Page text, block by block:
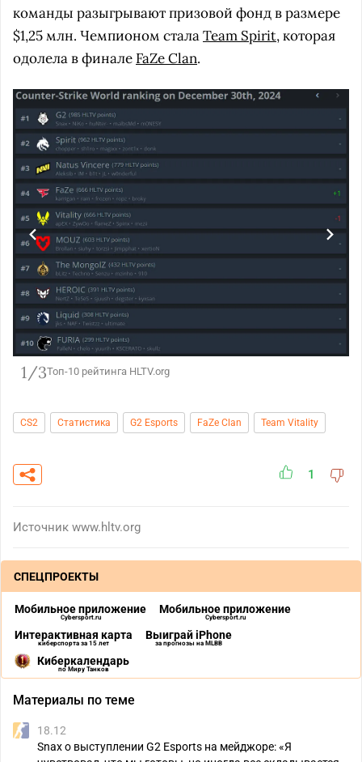
команды разыгрывают призовой фонд в размере
$1,25 млн. Чемпионом сталаTeam Spirit, которая
одолела в финале FaZe Clan.
1/3Топ-10 рейтинга HLTV.org
CS2 Статистика G2 Esports FaZe Clan Team Vitality
1
Источник www.hltv.org
СПЕЦПРОЕКТЫ
Мобильное приложение
Cybersport.ru
Мобильное приложение
Cybersport.ru
Интерактивная карта
киберспорта за 15 лет
Выиграй iPhone
за прогнозы на MLBB
Киберкалендарь
по Миру Танков
Материалы по теме
18.12
Snax о выступлении G2 Esports на мейджоре: «Я